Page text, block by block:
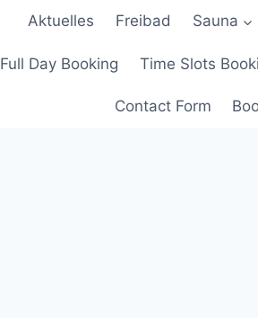
Aktuelles Freibad Sauna
Full Day Booking Time Slots
Contact Form